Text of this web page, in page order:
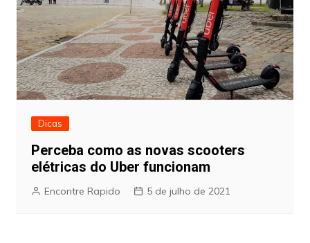
Dicas
Perceba como as novas scooters
elétricas do Uber funcionam
Encontre Rapido 5 de julho de 2021